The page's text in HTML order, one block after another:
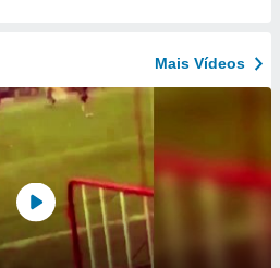
Mais Vídeos